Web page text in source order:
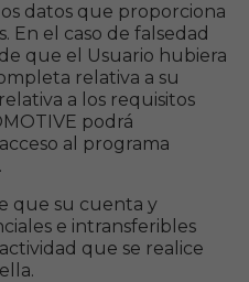
datos que proporciona
En el caso de falsedad
que el Usuario hubiera
relativa a su
a los requisitos
podrá
al programa
que su cuenta y
e intransferibles
que se realice